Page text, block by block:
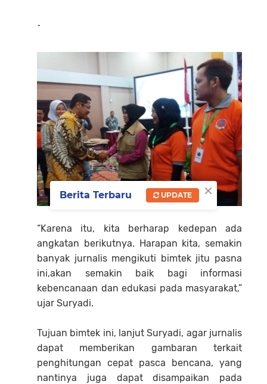
-
“Karena itu, kita berharap kedepan ada
angkatan berikutnya. Harapan kita, semakin
banyak jurnalis mengikuti bimtek jitu pasna
ini,akan semakin baik bagi informasi
kebencanaan dan edukasi pada masyarakat,”
ujar Suryadi.
Tujuan bimtek ini, lanjut Suryadi, agar jurnalis
dapat memberikan gambaran terkait
penghitungan cepat pasca bencana, yang
nantinya juga dapat disampaikan pada
×
Berita Terbaru UPDATE